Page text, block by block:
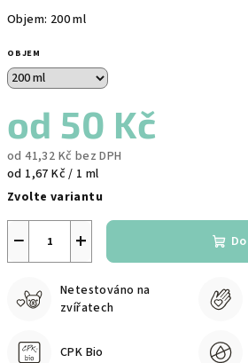
Objem: 200 ml
OBJEM
od 50 Kč
od41,32 Kč bez DPH
Měrná
cena:
od 1,67 Kč / 1 ml
Zvolte variantu
+
−
Netestováno na
zvířatech
CPK Bio